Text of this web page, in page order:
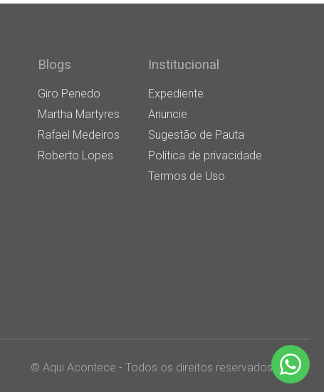
Blogs
Giro Penedo
Martha Martyres
Rafael Medeiros
Roberto Lopes
Institucional
Expediente
Anuncie
Sugestão de Pauta
Política de privacidade
Termos de Uso
© Aqui Acontece - Todos os direitos reservados